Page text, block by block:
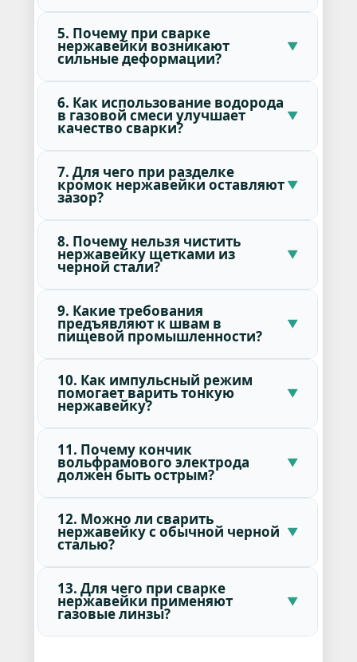
5. Почему при сварке
нержавейки возникают
сильные деформации?
6. Как использование водорода
в газовой смеси улучшает
качество сварки?
7. Для чего при разделке
кромок нержавейки оставляют
зазор?
8. Почему нельзя чистить
нержавейку щетками из
черной стали?
9. Какие требования
предъявляют к швам в
пищевой промышленности?
10. Как импульсный режим
помогает варить тонкую
нержавейку?
11. Почему кончик
вольфрамового электрода
должен быть острым?
12. Можно ли сварить
нержавейку с обычной черной
сталью?
13. Для чего при сварке
нержавейки применяют
газовые линзы?